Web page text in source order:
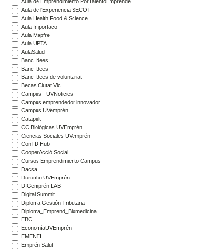
Aula de Emprendimiento PorTalentoEmprende
Aula de l'Experiencia SECOT
Aula Health Food & Science
Aula Importaco
Aula Mapfre
Aula UPTA
AulaSalud
Banc Idees
Banc Idees
Banc Idees de voluntariat
Becas Ciutat Vlc
Campus - UVNoticies
Campus emprendedor innovador
Campus UVemprén
Catapult
CC Biológicas UVEmprén
Ciencias Sociales UVemprén
ConTD Hub
CooperAcció Social
Cursos Emprendimiento Campus
Dacsa
Derecho UVEmprén
DIGemprén LAB
Digital Summit
Diploma Gestión Tributaria
Diploma_Emprend_Biomedicina
EBC
EconomíaUVEmprén
EMENTI
Emprén Salut